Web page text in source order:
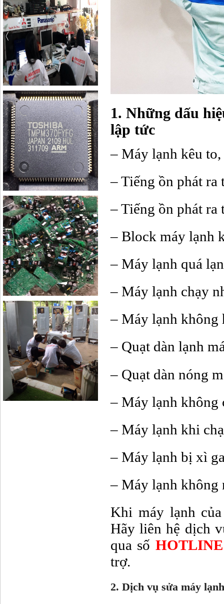
1. Những dấu
lập tức
– Máy lạnh kêu
– Tiếng ồn phát ra
– Tiếng ồn phát ra
– Block máy lạnh
– Máy lạnh quá
– Máy lạnh chạy
– Máy lạnh không
– Quạt dàn lạnh
– Quạt dàn nóng
– Máy lạnh không
– Máy lạnh khi
– Máy lạnh bị xì
– Máy lạnh không
Khi máy lạnh
Hãy liên hệ dịch
qua số HOTLINE
trợ.
2. Dịch vụ sửa máy